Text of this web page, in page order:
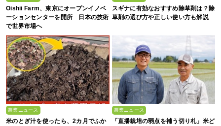
Oishii Farm、東京にオープンイノベ
ーションセンターを開所 日本の技術
で世界市場へ
スギナに有効なおすすめ除草剤は？除
草剤の選び方や正しい使い方も解説
農業ニュース
米のとぎ汁を使ったら、2カ月でふか
農業ニュース
「直播栽培の弱点を補う切り札」米ど